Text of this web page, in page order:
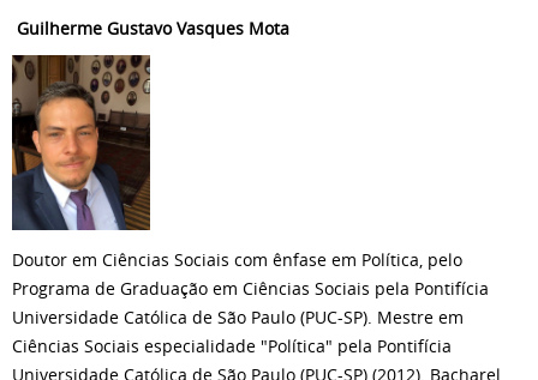
Guilherme Gustavo Vasques Mota
Doutor em Ciências Sociais com ênfase em Política, pelo
Programa de Graduação em Ciências Sociais pela Pontifícia
Universidade Católica de São Paulo (PUC-SP). Mestre em
Ciências Sociais especialidade "Política" pela Pontifícia
Universidade Católica de São Paulo (PUC-SP) (2012). Bacharel